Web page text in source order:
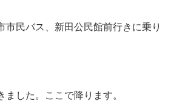
市民バス、新田公民館前行きに乗り
ました。ここで降ります。